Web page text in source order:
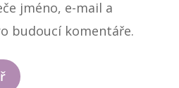
jméno, e-mail a
budoucí komentáře.